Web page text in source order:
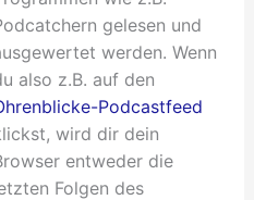
gelesen und
werden. Wenn
also z.B. auf den
Podcastfeed
wird dir dein
entweder die
Folgen des